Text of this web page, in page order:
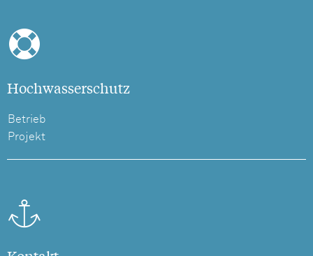
Hochwasserschutz
Betrieb
Projekt